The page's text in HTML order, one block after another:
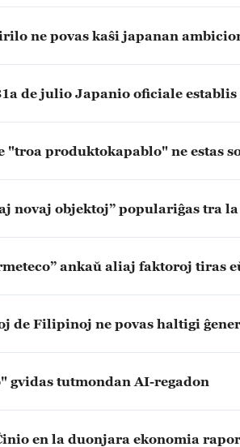
ne povas kaŝi japanan
de julio Japanio oficiale
"troa produktokapablo" ne estas
novaj objektoj” populariĝas tra la
ankaŭ aliaj faktoroj tiras
de Filipinoj ne povas haltigi
gvidas tutmondan AI-regadon
en la duonjara ekonomia